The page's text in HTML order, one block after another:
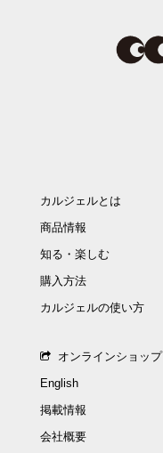
カルジェルとは
商品情報
知る・楽しむ
購入方法
カルジェルの使い方
オンラインショップ
English
掲載情報
会社概要